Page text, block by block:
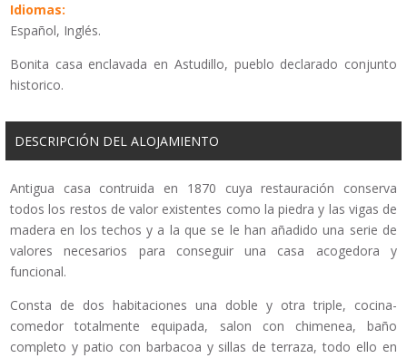
Idiomas:
Español, Inglés.
Bonita casa enclavada en Astudillo, pueblo declarado conjunto
historico.
DESCRIPCIÓN DEL ALOJAMIENTO
Antigua casa contruida en 1870 cuya restauración conserva
todos los restos de valor existentes como la piedra y las vigas de
madera en los techos y a la que se le han añadido una serie de
valores necesarios para conseguir una casa acogedora y
funcional.
Consta de dos habitaciones una doble y otra triple, cocina-
comedor totalmente equipada, salon con chimenea, baño
completo y patio con barbacoa y sillas de terraza, todo ello en